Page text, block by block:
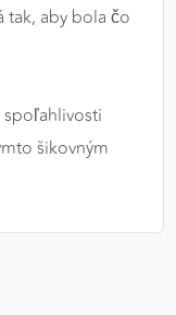
tak, aby bola čo
šikovným